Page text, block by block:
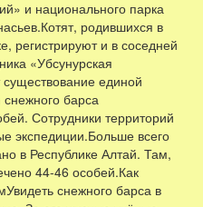
и национального парка
родившихся в
регистрируют и в соседней
«Убсунурская
единой
снежного барса
Сотрудники территорий
экспедиции.Больше всего
в Республике Алтай. Там,
44-46 особей.Как
снежного барса в